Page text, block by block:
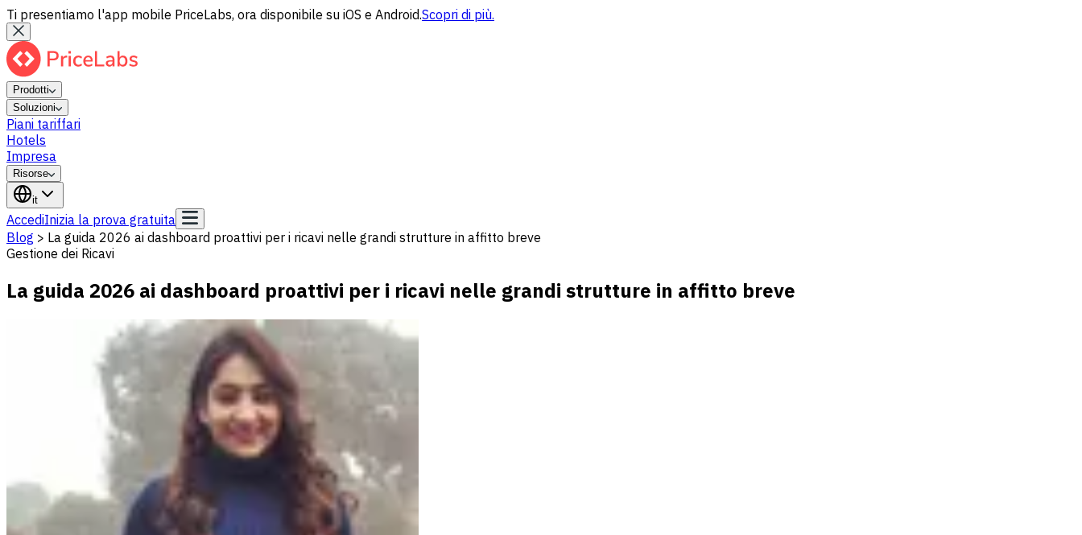
Ti presentiamo l'app mobile PriceLabs, ora disponibile su iOS e Android.Scopri di più.
Prodotti
Soluzioni
Piani tariffari
Hotels
Impresa
Risorse
it
AccediInizia la prova gratuita
Blog > La guida 2026 ai dashboard proattivi per i ricavi nelle grandi strutture in affitto breve
Gestione dei Ricavi
La guida 2026 ai dashboard proattivi per i ricavi nelle grandi strutture in affitto breve